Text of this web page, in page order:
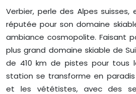
Verbier, perle des Alpes
réputée pour son domaine
ambiance cosmopolite. Faisant
plus grand domaine skiable de
de 410 km de pistes pour tous
station se transforme en
et les vététistes, avec des